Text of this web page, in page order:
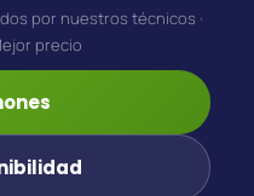
por nuestros técnicos ·
precio